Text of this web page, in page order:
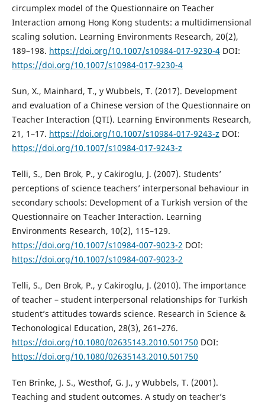
circumplex model of the Questionnaire on Teacher
Interaction among Hong Kong students: a multidimensional
scaling solution. Learning Environments Research, 20(2),
189–198. https://doi.org/10.1007/s10984-017-9230-4DOI:
https://doi.org/10.1007/s10984-017-9230-4
Sun, X., Mainhard, T., y Wubbels, T. (2017). Development
and evaluation of a Chinese version of the Questionnaire on
Teacher Interaction (QTI). Learning Environments Research,
21, 1–17. https://doi.org/10.1007/s10984-017-9243-z DOI:
https://doi.org/10.1007/s10984-017-9243-z
Telli, S., Den Brok, P., y Cakiroglu, J. (2007). Students’
perceptions of science teachers’ interpersonal behaviour in
secondary schools: Development of a Turkish version of the
Questionnaire on Teacher Interaction. Learning
Environments Research, 10(2), 115–129.
https://doi.org/10.1007/s10984-007-9023-2 DOI:
https://doi.org/10.1007/s10984-007-9023-2
Telli, S., Den Brok, P., y Cakiroglu, J. (2010). The importance
of teacher – student interpersonal relationships for Turkish
student’s attitudes towards science. Research in Science &
Techonological Education, 28(3), 261–276.
https://doi.org/10.1080/02635143.2010.501750 DOI:
https://doi.org/10.1080/02635143.2010.501750
Ten Brinke, J. S., Westhof, G. J., y Wubbels, T. (2001).
Teaching and student outcomes. A study on teacher’s